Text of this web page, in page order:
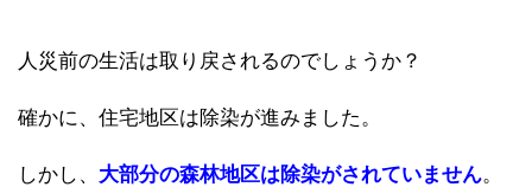
人災前の生活は取り戻されるのでしょうか？
確かに、住宅地区は除染が進みました。
しかし、 大部分の森林地区は除染がされていません。